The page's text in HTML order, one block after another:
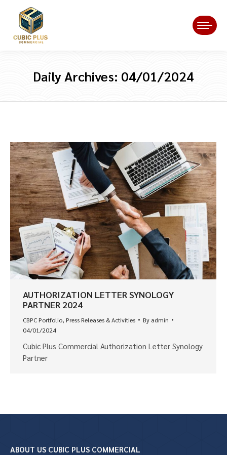
Daily Archives: 04/01/2024
AUTHORIZATION LETTER SYNOLOGY
PARTNER 2024
CBPC Portfolio, Press Releases & Activities By admin
04/01/2024
Cubic Plus Commercial Authorization Letter Synology
Partner
ABOUT US CUBIC PLUS COMMERCIAL